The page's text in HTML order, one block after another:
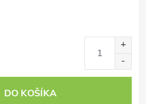
DO KOŠÍKA